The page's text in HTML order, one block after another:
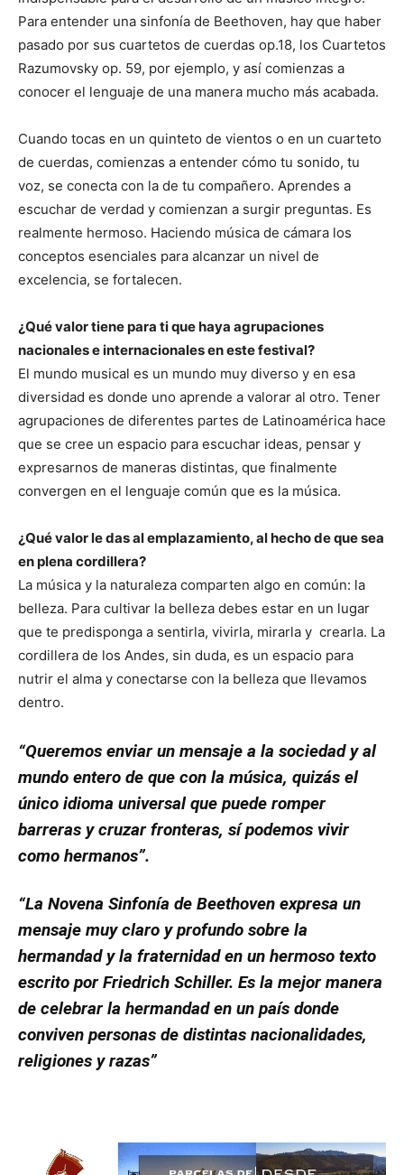
Para entender una sinfonía de Beethoven, hay que haber
pasado por sus cuartetos de cuerdas op.18, los Cuartetos
Razumovsky op. 59, por ejemplo, y así comienzas a
conocer el lenguaje de una manera mucho más acabada.
Cuando tocas en un quinteto de vientos o en un cuarteto
de cuerdas, comienzas a entender cómo tu sonido, tu
voz, se conecta con la de tu compañero. Aprendes a
escuchar de verdad y comienzan a surgir preguntas. Es
realmente hermoso. Haciendo música de cámara los
conceptos esenciales para alcanzar un nivel de
excelencia, se fortalecen.
¿Qué valor tiene para ti que haya agrupaciones
nacionales e internacionales en este festival?
El mundo musical es un mundo muy diverso y en esa
diversidad es donde uno aprende a valorar al otro. Tener
agrupaciones de diferentes partes de Latinoamérica hace
que se cree un espacio para escuchar ideas, pensar y
expresarnos de maneras distintas, que finalmente
convergen en el lenguaje común que es la música.
¿Qué valor le das al emplazamiento, al hecho de que sea
en plena cordillera?
La música y la naturaleza comparten algo en común: la
belleza. Para cultivar la belleza debes estar en un lugar
que te predisponga a sentirla, vivirla, mirarla y crearla. La
cordillera de los Andes, sin duda, es un espacio para
nutrir el alma y conectarse con la belleza que llevamos
dentro.
“Queremos enviar un mensaje a la sociedad y al
mundo entero de que con la música, quizás el
único idioma universal que puede romper
barreras y cruzar fronteras, sí podemos vivir
como hermanos”.
“La Novena Sinfonía de Beethoven expresa un
mensaje muy claro y profundo sobre la
hermandad y la fraternidad en un hermoso texto
escrito por Friedrich Schiller. Es la mejor manera
de celebrar la hermandad en un país donde
conviven personas de distintas nacionalidades,
religiones y razas”